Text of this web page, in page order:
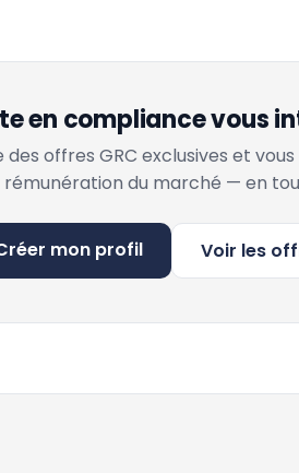
en compliance vous
des offres GRC exclusives et
du marché — en
mon profil Voir les